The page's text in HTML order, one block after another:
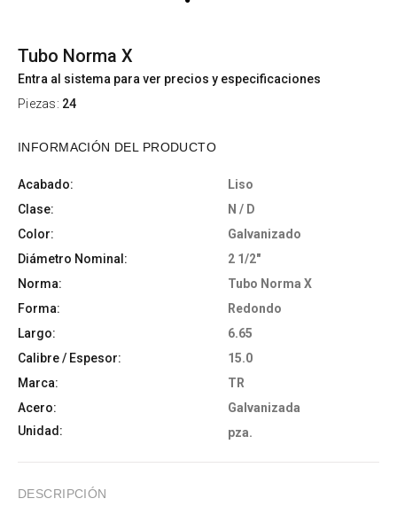
Tubo Norma X
Entra al sistema para ver precios y especificaciones
Piezas: 24
INFORMACIÓN DEL PRODUCTO
Acabado:
Liso
Clase:
N / D
Color:
Galvanizado
Diámetro Nominal:
2 1/2"
Norma:
Tubo Norma X
Forma:
Redondo
Largo:
6.65
Calibre / Espesor:
15.0
Marca:
TR
Acero:
Galvanizada
Unidad:
pza.
DESCRIPCIÓN